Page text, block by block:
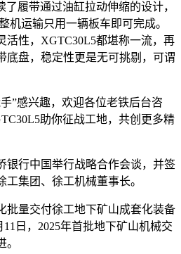
履带通过油缸拉动伸缩的设计，
机运输只用一辆板车即可完成。
活性，XGTC30L5都堪称一流，再
底盘，稳定性更是无可挑剔，可谓
感兴趣，欢迎各位老铁后台咨
助你征战工地，共创更多精
行中国举行战略合作会谈，并签
集团、徐工机械董事长。
量交付徐工地下矿山成套化装备
日，2025年首批地下矿山机械交